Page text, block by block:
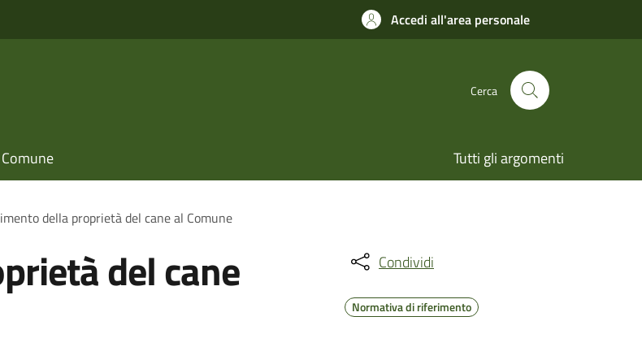
Accedi all'area personale
Cerca
Tutti gli argomenti
della proprietà del cane al Comune
del cane Condividi
Normativa di riferimento